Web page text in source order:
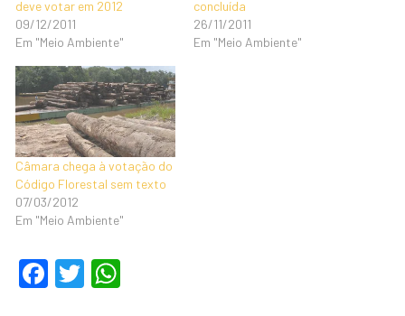
deve votar em 2012
09/12/2011
Em "Meio Ambiente"
concluída
26/11/2011
Em "Meio Ambiente"
Câmara chega à votação do
Código Florestal sem texto
07/03/2012
Em "Meio Ambiente"
F
T